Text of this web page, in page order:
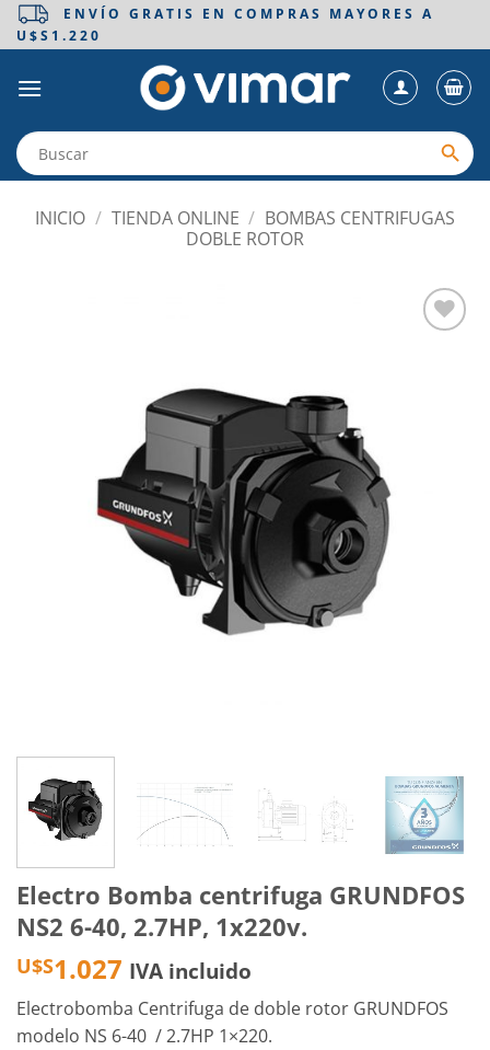
Saltar
ENVÍO GRATIS EN COMPRAS MAYORES A
U$S1.220
INICIO / TIENDA ONLINE / BOMBAS CENTRIFUGAS
DOBLE ROTOR
Electro Bomba centrifuga GRUNDFOS
NS2 6-40, 2.7HP, 1x220v.
U$S1.027 IVA incluido
Electrobomba Centrifuga de doble rotor GRUNDFOS
modelo NS 6-40 / 2.7HP 1×220.